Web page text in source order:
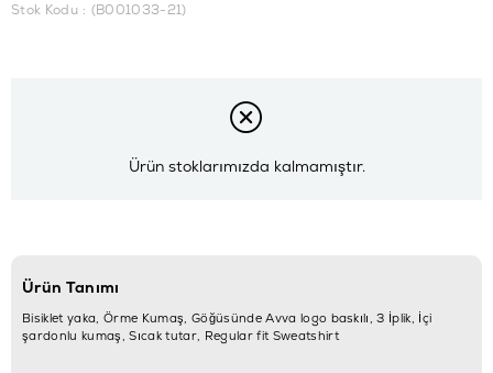
Stok Kodu (B001033-21)
Ürün stoklarımızda kalmamıştır.
Ürün Tanımı
Bisiklet yaka, Örme Kumaş, Göğüsünde Avva logo baskılı, 3 İplik, İçi
şardonlu kumaş, Sıcak tutar, Regular fit Sweatshirt